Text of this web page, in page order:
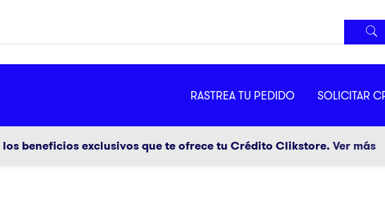
RASTREA TU PEDIDO SOLICITAR
beneficios exclusivos que te ofrece tu Crédito Clikstore. Ver más